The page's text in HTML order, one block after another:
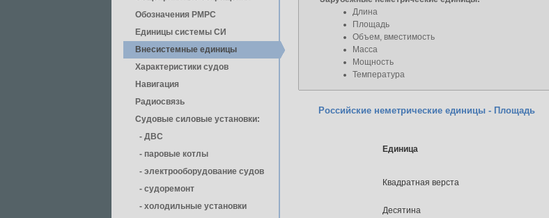
Обозначения РМРС
Единицы cистемы СИ
Внесистемные единицы
Характеристики судов
Навигация
Радиосвязь
Судовые силовые установки:
- ДВС
- паровые котлы
- электрооборудование судов
- cудоремонт
- холодильные установки
Длина
Площадь
Объем, вместимость
Масса
Мощность
Температура
Российские неметрические единицы - Площадь
Единица
Квадратная верста
Десятина